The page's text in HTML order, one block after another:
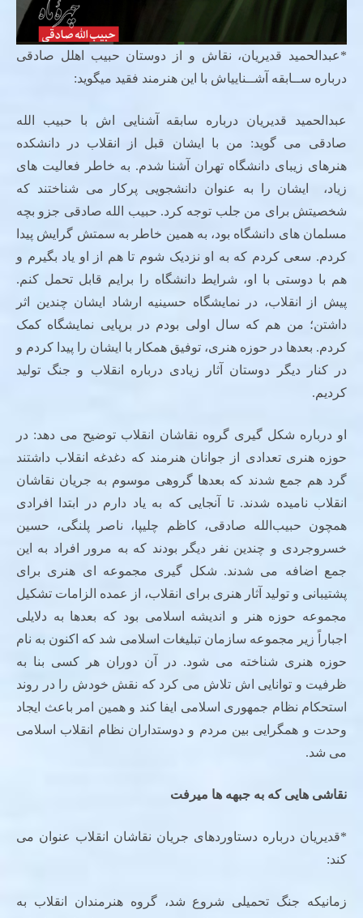
*عبدالحمید قدیریان، نقاش و از دوستان حبیب اهلل صادقی
درباره ســابقه آشــناییاش با این هنرمند فقید میگوید:
عبدالحمید قدیریان درباره سابقه آشنایی اش با حبیب الله
صادقی می گوید: من با ایشان قبل از انقلاب در دانشکده
هنرهای زیبای دانشگاه تهران آشنا شدم. به خاطر فعالیت های
زیاد، ایشان را به عنوان دانشجویی پرکار می شناختند که
شخصیتش برای من جلب توجه کرد. حبیب الله صادقی جزو بچه
مسلمان های دانشگاه بود، به همین خاطر به سمتش گرایش پیدا
کردم. سعی کردم که به او نزدیک شوم تا هم از او یاد بگیرم و
هم با دوستی با او، شرایط دانشگاه را برایم قابل تحمل کنم.
پیش از انقلاب، در نمایشگاه حسینیه ارشاد ایشان چندین اثر
داشتن؛ من هم که سال اولی بودم در برپایی نمایشگاه کمک
کردم. بعدها در حوزه هنری، توفیق همکار با ایشان را پیدا کردم و
در کنار دیگر دوستان آثار زیادی درباره انقلاب و جنگ تولید
کردیم.
او درباره شکل گیری گروه نقاشان انقلاب توضیح می دهد: در
حوزه هنری تعدادی از جوانان هنرمند که دغدغه انقلاب داشتند
گرد هم جمع شدند که بعدها گروهی موسوم به جریان نقاشان
انقلاب نامیده شدند. تا آنجایی که به یاد دارم در ابتدا افرادی
همچون حبیب‌الله صادقی، کاظم چلیپا، ناصر پلنگی، حسین
خسروجردی و چندین نفر دیگر بودند که به مرور افراد به این
جمع اضافه می شدند. شکل گیری مجموعه ای هنری برای
پشتیبانی و تولید آثار هنری برای انقلاب، از عمده الزامات تشکیل
مجموعه حوزه هنر و اندیشه اسلامی بود که بعدها به دلایلی
اجباراً زیر مجموعه سازمان تبلیغات اسلامی شد که اکنون به نام
حوزه هنری شناخته می شود. در آن دوران هر کسی بنا به
ظرفیت و توانایی اش تلاش می کرد که نقش خودش را در روند
استحکام نظام جمهوری اسلامی ایفا کند و همین امر باعث ایجاد
وحدت و همگرایی بین مردم و دوستداران نظام انقلاب اسلامی
می شد.
نقاشی هایی که به جبهه ها میرفت
*قدیریان درباره دستاوردهای جریان نقاشان انقلاب عنوان می
کند:
زمانیکه جنگ تحمیلی شروع شد، گروه هنرمندان انقلاب به